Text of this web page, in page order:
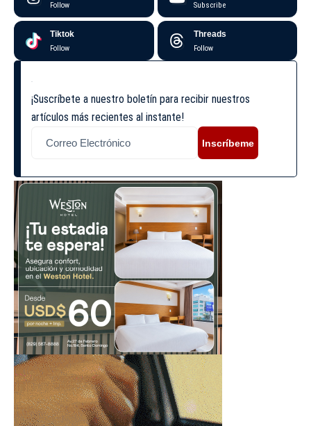
Follow Subscribe
Tiktok
Follow
Threads
Follow
¡Suscríbete a nuestro boletín para recibir nuestros
artículos más recientes al instante!
Inscríbeme